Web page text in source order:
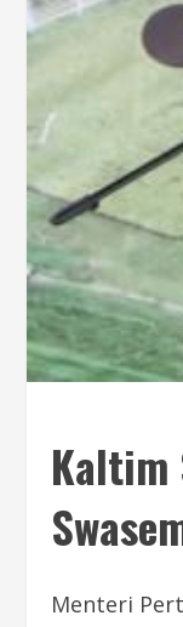
Kaltim
Menteri